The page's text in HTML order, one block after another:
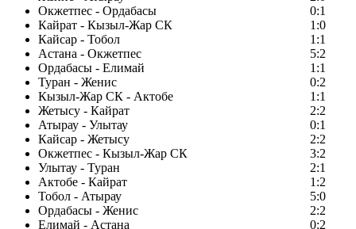
Окжетпес - Ордабасы
0:1
Кайрат - Кызыл-Жар СК
1:0
Кайсар - Тобол
1:1
Астана - Окжетпес
5:2
Ордабасы - Елимай
1:1
Туран - Женис
0:2
Кызыл-Жар СК - Актобе
1:1
Жетысу - Кайрат
2:2
Атырау - Улытау
0:1
Кайсар - Жетысу
2:2
Окжетпес - Кызыл-Жар СК
3:2
Улытау - Туран
2:1
Актобе - Кайрат
1:2
Тобол - Атырау
5:0
Ордабасы - Женис
2:2
Елимай - Астана
0:2